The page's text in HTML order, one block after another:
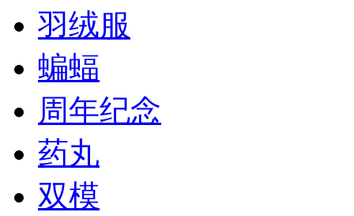
羽绒服
蝙蝠
周年纪念
药丸
双模